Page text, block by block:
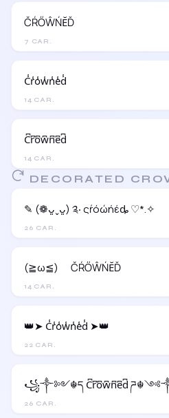
7 CAR.
ČŔŐŴŃĔĎ
14 CAR.
C̾r̾o̾w̾n̾e̾d̾
14 CAR.
C͆r͆o͆w͆n͆e͆d͆
DECORATED
26 CAR.
✎ (❁ᴗ͈ˬᴗ͈) ༉‧ ςŕόώήέȡ ♡*.✧
14 CAR.
(≧ω≦)ゞ ČŔŐŴŃĔĎ
22 CAR.
👑➤ C̾r̾o̾w̾n̾e̾d̾ ➤👑
26 CAR.
꧁༒༻☬ད C͆r͆o͆w͆n͆e͆d͆